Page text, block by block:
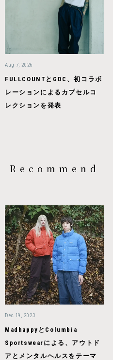
Aug 7, 2026
FULLCOUNTとGDC、初コラボ
レーションによるカプセルコ
レクションを発表
Recommend
Dec 19, 2023
MadhappyとColumbia
Sportswearによる、アウトド
アとメンタルヘルスをテーマ